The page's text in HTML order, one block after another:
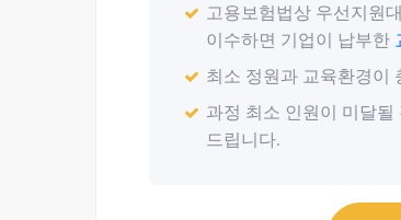
고용보험법상 우선지원
이수하면 기업이 납부한
최소 정원과 교육환경이
과정 최소 인원이 미달
드립니다.